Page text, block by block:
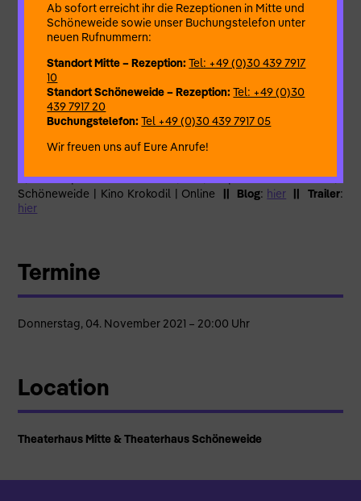
Vor dem Hintergrund der globalen Erfahrung einer Pandemie
beschäftigen sich die künstlerischen Positionen der
entwickeln Ideen, wie der Standpunkt des Menschen in der
Welt neu verortet werden kann. Dabei liegt der Fokus
einerseits auf ökologischen Fragestellungen und dem
Fußabdruck, den der Mensch auf der Welt hinterlässt,
andererseits auf der Erfahrung von Leere und dem Wunsch
nach neuen Strategien der Vernetzung.
Biesdorf | Theaterhaus Berlin Mitte | Theaterhaus Berlin
Schöneweide | Kino Krokodil | Online || Blog: hier || Trailer:
hier
Termine
Donnerstag, 04. November 2021 – 20:00 Uhr
Location
Theaterhaus Mitte & Theaterhaus Schöneweide
Ab sofort erreicht ihr die Rezeptionen in Mitte und
Schöneweide sowie unser Buchungstelefon unter
neuen Rufnummern:
Standort Mitte – Rezeption:Tel: +49 (0)30 439 7917
10
Standort Schöneweide – Rezeption:Tel: +49 (0)30
439 7917 20
Buchungstelefon:Tel +49 (0)30 439 7917 05
Wir freuen uns auf Eure Anrufe!